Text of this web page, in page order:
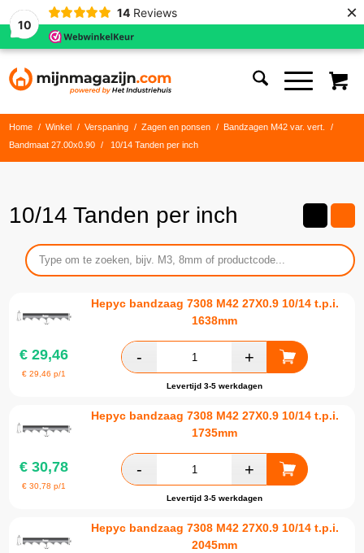
10
14 Reviews ×
Home / Winkel / Verspaning / Zagen en ponsen / Bandzagen M42 var. vert.
/
Bandmaat 27.00x0.90
/ 10/14 Tanden per inch
10/14 Tanden per inch
Hepyc bandzaag 7308 M42 27X0.9 10/14 t.p.i.
1638mm
€ 29,46
€29,46 p/1
Levertijd 3-5 werkdagen
Hepyc bandzaag 7308 M42 27X0.9 10/14 t.p.i.
1735mm
€ 30,78
€30,78 p/1
Levertijd 3-5 werkdagen
Hepyc bandzaag 7308 M42 27X0.9 10/14 t.p.i.
2045mm